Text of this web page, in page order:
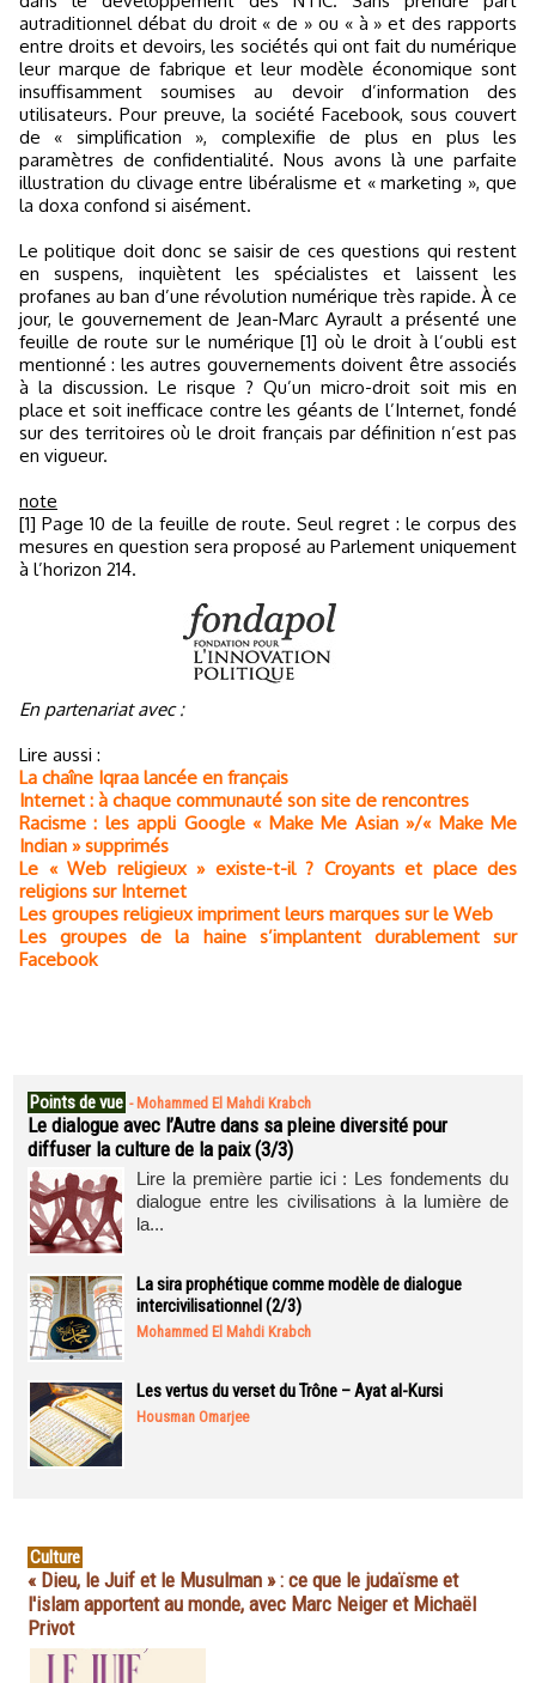
autraditionnel débat du droit « de » ou « à » et des rapports
entre droits et devoirs, les sociétés qui ont fait du numérique
leur marque de fabrique et leur modèle économique sont
insuffisamment soumises au devoir d’information des
utilisateurs. Pour preuve, la société Facebook, sous couvert
de « simplification », complexifie de plus en plus les
paramètres de confidentialité. Nous avons là une parfaite
illustration du clivage entre libéralisme et « marketing », que
la doxa confond si aisément.
Le politique doit donc se saisir de ces questions qui restent
en suspens, inquiètent les spécialistes et laissent les
profanes au ban d’une révolution numérique très rapide. À ce
jour, le gouvernement de Jean-Marc Ayrault a présenté une
feuille de route sur le numérique [1] où le droit à l’oubli est
mentionné : les autres gouvernements doivent être associés
à la discussion. Le risque ? Qu’un micro-droit soit mis en
place et soit inefficace contre les géants de l’Internet, fondé
sur des territoires où le droit français par définition n’est pas
en vigueur.
note
[1] Page 10 de la feuille de route. Seul regret : le corpus des
mesures en question sera proposé au Parlement uniquement
à l’horizon 214.
En partenariat avec :
Lire aussi :
La chaîne Iqraa lancée en français
Internet : à chaque communauté son site de rencontres
Racisme : les appli Google « Make Me Asian »/« Make Me
Indian » supprimés
Le « Web religieux » existe-t-il ? Croyants et place des
religions sur Internet
Les groupes religieux impriment leurs marques sur le Web
Les groupes de la haine s’implantent durablement sur
Facebook
Points de vue - Mohammed El Mahdi Krabch
Le dialogue avec l’Autre dans sa pleine diversité pour
diffuser la culture de la paix (3/3)
Lire la première partie ici : Les fondements du
dialogue entre les civilisations à la lumière de
la...
La sira prophétique comme modèle de dialogue
intercivilisationnel (2/3)
Mohammed El Mahdi Krabch
Les vertus du verset du Trône – Ayat al-Kursi
Housman Omarjee
Culture
« Dieu, le Juif et le Musulman » : ce que le judaïsme et
l'islam apportent au monde, avec Marc Neiger et Michaël
Privot